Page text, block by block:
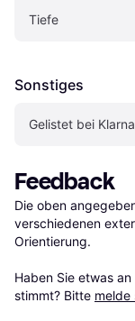
Tiefe
Sonstiges
Gelistet bei Klarna
Feedback
Die oben
verschiedenen
Orientierung.
Haben Sie etwas
stimmt? Bitte melde